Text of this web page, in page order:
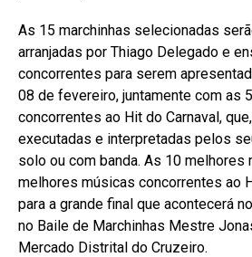
As 15 marchinhas selecionadas
arranjadas por Thiago Delegado e
concorrentes para serem
08 de fevereiro, juntamente com as
concorrentes ao Hit do Carnaval,
executadas e interpretadas pelos
solo ou com banda. As 10 melhores
melhores músicas concorrentes ao
para a grande final que acontecerá
no Baile de Marchinhas Mestre
Mercado Distrital do Cruzeiro.